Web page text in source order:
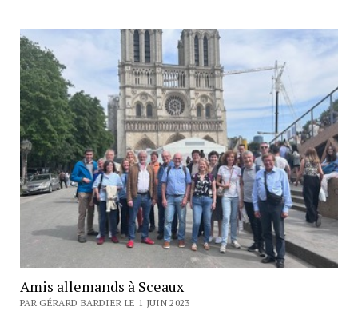
Amis allemands à Sceaux
PAR GÉRARD BARDIER LE 1 JUIN 2023